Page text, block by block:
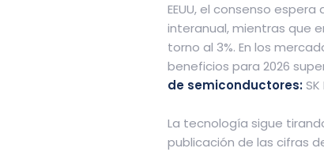
EEUU, el consenso
interanual, mientras que
torno al 3%. En los
beneficios para 2026
de semiconductores:
La tecnología sigue
publicación de las cifras